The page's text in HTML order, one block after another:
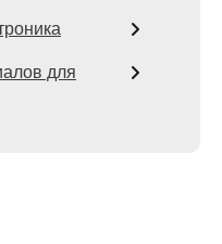
для